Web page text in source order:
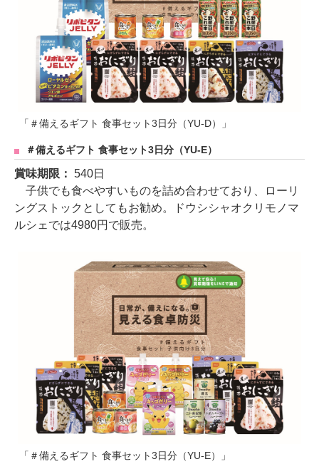
「＃備えるギフト 食事セット3日分（YU-D）」
＃備えるギフト 食事セット3日分（YU-E）
賞味期限： 540日
子供でも食べやすいものを詰め合わせており、ローリ
ングストックとしてもお勧め。ドウシシャオクリモノマ
ルシェでは4980円で販売。
「＃備えるギフト 食事セット3日分（YU-E）」